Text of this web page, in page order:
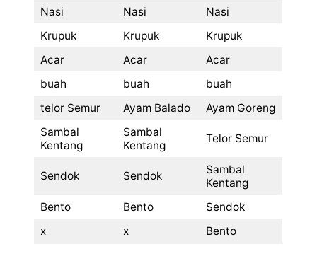
Nasi
Nasi
Nasi
Krupuk
Krupuk
Krupuk
Acar
Acar
Acar
buah
buah
buah
telor Semur
Ayam Balado
Ayam Goreng
Sambal
Kentang
Sambal
Kentang
Telor Semur
Sendok Sendok
Sambal
Kentang
Bento
Bento
Sendok
x
x Bento